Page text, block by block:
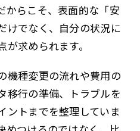
からこそ、表面的な「安
けでなく、自分の状況に
求められます。
機種変更の流れや費用の
移行の準備、トラブルを
ントまでを整理していま